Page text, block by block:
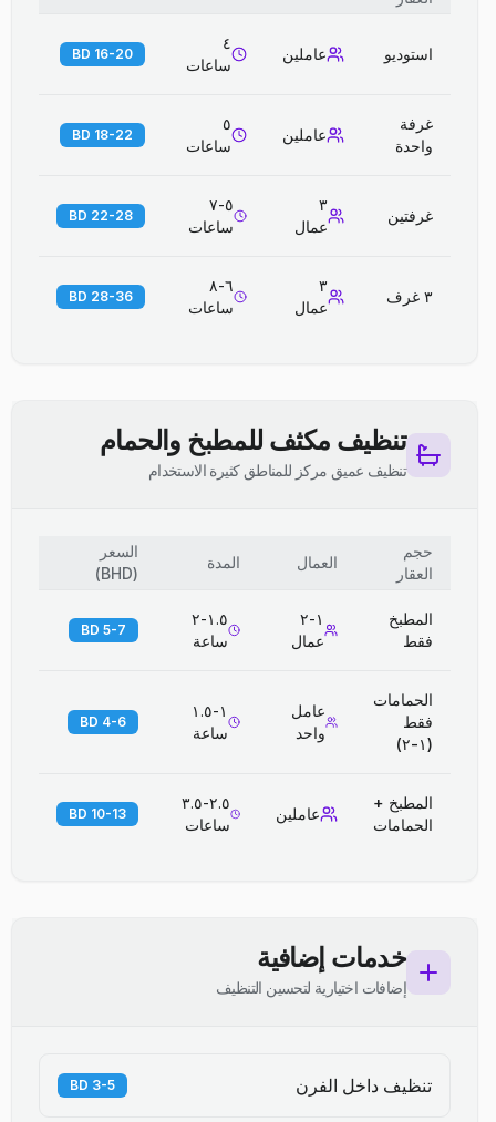
استوديو عاملين
٤
ساعات
16-20 BD
غرفة
واحدة
عاملين
٥
ساعات
18-22 BD
غرفتين
٣
عمال
٥-٧
ساعات
22-28 BD
٣ غرف
٣
عمال
٦-٨
ساعات
28-36 BD
تنظيف مكثف للمطبخ والحمام
تنظيف عميق مركز للمناطق كثيرة الاستخدام
حجم
العقار
العمال المدة
السعر
(
BHD
)
المطبخ
فقط
١-٢
عمال
١.٥-٢
ساعة
5-7 BD
الحمامات
فقط
(١-٢)
عامل
واحد
١-١.٥
ساعة
4-6 BD
المطبخ +
الحمامات
عاملين
٢.٥-٣.٥
ساعات
10-13 BD
خدمات إضافية
إضافات اختيارية لتحسين التنظيف
تنظيف داخل الفرن 3-5 BD